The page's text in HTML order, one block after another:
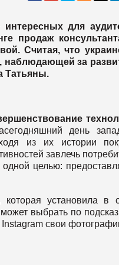
для
продаж
Считая, что
наблюдающей за
Татьяны.
день
из их истории
завлечь
целью:
установила в
выбрать по
свои